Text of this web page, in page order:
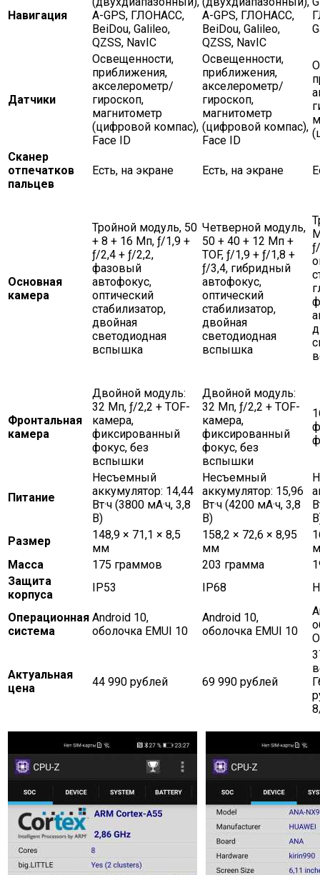
Навигация
A-GPS, ГЛОНАСС,
BeiDou, Galileo,
QZSS, NavIC
A-GPS, ГЛОНАСС,
BeiDou, Galileo,
QZSS, NavIC
Датчики
Освещенности,
приближения,
акселерометр/
гироскоп,
магнитометр
(цифровой компас),
Face ID
Освещенности,
приближения,
акселерометр/
гироскоп,
магнитометр
(цифровой компас),
Face ID
Сканер
отпечатков
пальцев
Есть, на экране Есть, на экране
Основная
камера
Тройной модуль, 50
+ 8 + 16 Мп, ƒ/1,9 +
ƒ/2,4 + ƒ/2,2,
фазовый
автофокус,
оптический
стабилизатор,
двойная
светодиодная
вспышка
Четверной модуль,
50 + 40 + 12 Мп +
TOF, ƒ/1,9 + ƒ/1,8 +
ƒ/3,4, гибридный
автофокус,
оптический
стабилизатор,
двойная
светодиодная
вспышка
Фронтальная
камера
Двойной модуль:
32 Мп, ƒ/2,2 + TOF-
камера,
фиксированный
фокус, без
вспышки
Двойной модуль:
32 Мп, ƒ/2,2 + TOF-
камера,
фиксированный
фокус, без
вспышки
Питание
Несъемный
аккумулятор: 14,44
Вт·ч (3800 мА·ч, 3,8
В)
Несъемный
аккумулятор: 15,96
Вт·ч (4200 мА·ч, 3,8
В)
Размер
148,9 × 71,1 × 8,5
мм
158,2 × 72,6 × 8,95
мм
Масса
175 граммов 203 грамма
Защита
корпуса
IP53 IP68
Операционная
система
Android 10,
оболочка EMUI 10
Android 10,
оболочка EMUI 10
Актуальная
цена
44 990 рублей 69 990 рублей